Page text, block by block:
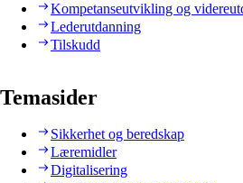
Kompetanseutvikling og
Lederutdanning
Tilskudd
Temasider
Sikkerhet og beredskap
Læremidler
Digitalisering